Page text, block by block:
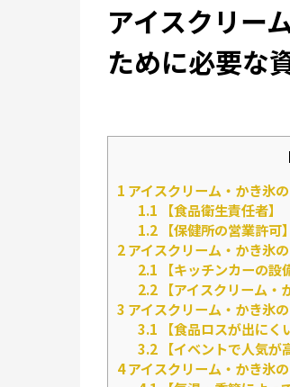
アイスクリー
ために必要な
1 アイスクリーム・かき氷
1.1 【食品衛生責任者】
1.2【保健所の営業許可】
2アイスクリーム・かき氷
2.1 【キッチンカーの設
2.2【アイスクリーム・
3 アイスクリーム・かき氷
3.1 【食品ロスが出にく
3.2【イベントで人気が
4アイスクリーム・かき氷